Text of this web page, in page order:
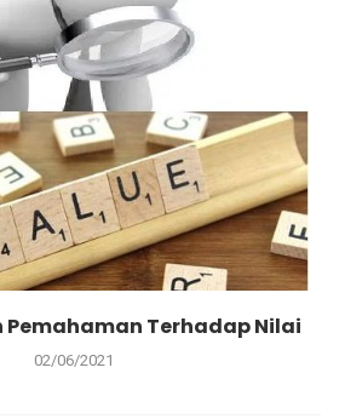
Pemahaman Terhadap Nilai
02/06/2021